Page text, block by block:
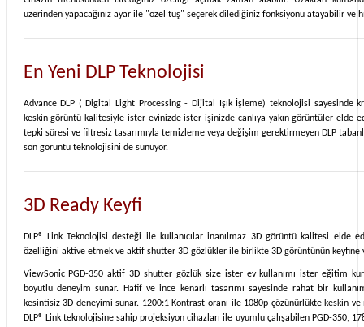
üzerinden yapacağınız ayar ile "özel tuş" seçerek dilediğiniz fonksiyonu atayabilir ve
En Yeni DLP Teknolojisi
Advance DLP ( Digital Light Processing - Dijital Işık İşleme) teknolojisi sayesinde
keskin görüntü kalitesiyle ister evinizde ister işinizde canlıya yakın görüntüler elde
tepki süresi ve filtresiz tasarımıyla temizleme veya değişim gerektirmeyen DLP
son görüntü teknolojisini de sunuyor.
3D Ready Keyfi
DLP® Link Teknolojisi desteği ile kullanıcılar inanılmaz 3D görüntü kalitesi elde
özelliğini aktive etmek ve aktif shutter 3D gözlükler ile birlikte 3D görüntünün keyfine
ViewSonic PGD-350 aktif 3D shutter gözlük size ister ev kullanımı ister eğitim
boyutlu deneyim sunar. Hafif ve ince kenarlı tasarımı sayesinde rahat bir
kesintisiz 3D deneyimi sunar. 1200:1 Kontrast oranı ile 1080p çözünürlükte keskin
DLP® Link teknolojisine sahip projeksiyon cihazları ile uyumlu çalışabilen PGD-350,